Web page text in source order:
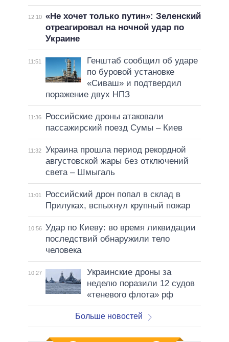
12:10 «Не хочет только путин»: Зеленский
отреагировал на ночной удар по
Украине
11:51
Генштаб сообщил об ударе
по буровой установке
«Сиваш» и подтвердил
поражение двух НПЗ
11:36
Российские дроны атаковали
пассажирский поезд Сумы – Киев
11:32
Украина прошла период рекордной
августовской жары без отключений
света – Шмыгаль
11:01
Российский дрон попал в склад в
Прилуках, вспыхнул крупный пожар
10:56 Удар по Киеву: во время ликвидации
последствий обнаружили тело
человека
10:27
Украинские дроны за
неделю поразили 12 судов
«теневого флота» рф
Больше новостей